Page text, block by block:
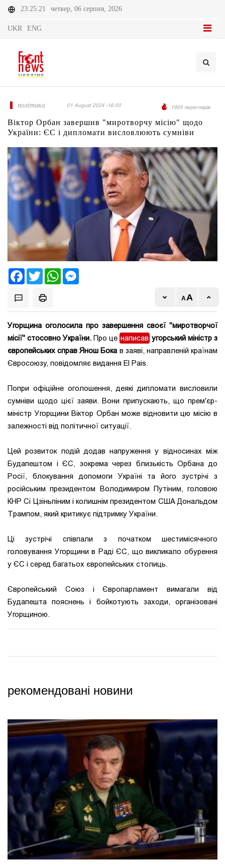
23:25:21 четвер, 06 серпня, 2026
UKR ENG
політика 01 August 2024 -16:00 1905 переглядів
Віктор Орбан завершив "миротворчу місію" щодо
України: ЄС і дипломати висловлюють сумніви
FacebookTwitter WhatsApp
Угорщина оголосила про завершення своєї "миротворчої
місії" стосовно України. Про це написав угорський міністр з
європейських справ Янош Бокав заяві, направленій країнам
Євросоюзу, повідомляє видання El Pais.
Попри офіційне оголошення, деякі дипломати висловили
сумніви щодо цієї заяви. Вони припускають, що прем'єр-
міністр Угорщини Віктор Орбан може відновити цю місію в
залежності від політичної ситуації.
Цей розвиток подій додав напруження у відносинах між
Будапештом і ЄС, зокрема через близькість Орбана до
Росії, блокування допомоги Україні та його зустрічі з
російським президентом Володимиром Путіним, головою
КНР Сі Цзіньпіним і колишнім президентом США Дональдом
Трампом, який критикує підтримку України.
Ці зустрічі співпали з початком шестимісячного
головування Угорщини в Раді ЄС, що викликало обурення
у ЄС і серед багатьох європейських столиць.
Європейський Союз і Європарламент вимагали від
Будапешта пояснень і бойкотують заходи, організовані
Угорщиною.
рекомендовані новини